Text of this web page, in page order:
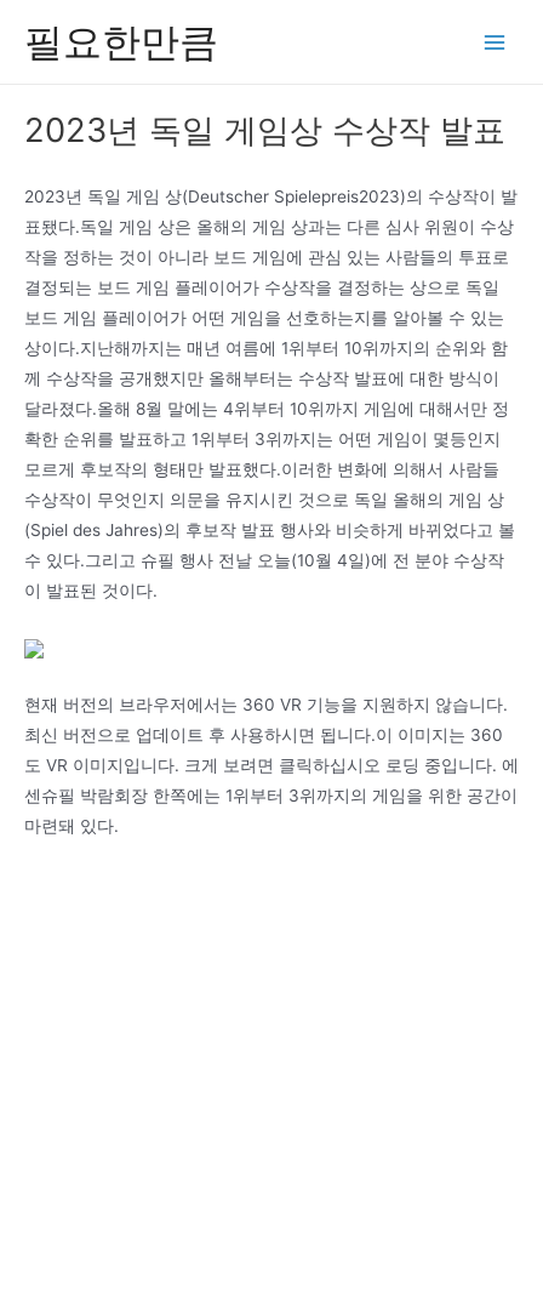
필요한만큼
2023년 독일 게임상 수상작 발표
2023년 독일 게임 상(Deutscher Spielepreis2023)의 수상작이 발
표됐다.독일 게임 상은 올해의 게임 상과는 다른 심사 위원이 수상
작을 정하는 것이 아니라 보드 게임에 관심 있는 사람들의 투표로
결정되는 보드 게임 플레이어가 수상작을 결정하는 상으로 독일
보드 게임 플레이어가 어떤 게임을 선호하는지를 알아볼 수 있는
상이다.지난해까지는 매년 여름에 1위부터 10위까지의 순위와 함
께 수상작을 공개했지만 올해부터는 수상작 발표에 대한 방식이
달라졌다.올해 8월 말에는 4위부터 10위까지 게임에 대해서만 정
확한 순위를 발표하고 1위부터 3위까지는 어떤 게임이 몇등인지
모르게 후보작의 형태만 발표했다.이러한 변화에 의해서 사람들
수상작이 무엇인지 의문을 유지시킨 것으로 독일 올해의 게임 상
(Spiel des Jahres)의 후보작 발표 행사와 비슷하게 바뀌었다고 볼
수 있다.그리고 슈필 행사 전날 오늘(10월 4일)에 전 분야 수상작
이 발표된 것이다.
현재 버전의 브라우저에서는 360 VR 기능을 지원하지 않습니다.
최신 버전으로 업데이트 후 사용하시면 됩니다.이 이미지는 360
도 VR 이미지입니다. 크게 보려면 클릭하십시오 로딩 중입니다. 에
센슈필 박람회장 한쪽에는 1위부터 3위까지의 게임을 위한 공간이
마련돼 있다.